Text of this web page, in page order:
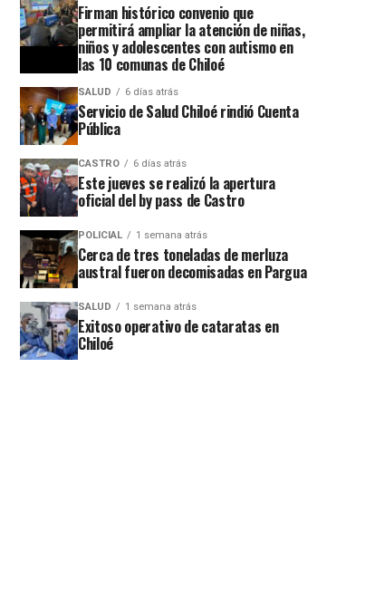
Firman histórico convenio que
permitirá ampliar la atención de niñas,
niños y adolescentes con autismo en
las 10 comunas de Chiloé
SALUD 6 días atrás
Servicio de Salud Chiloé rindió Cuenta
Pública
CASTRO 6 días atrás
Este jueves se realizó la apertura
oficial del by pass de Castro
POLICIAL 1 semana atrás
Cerca de tres toneladas de merluza
austral fueron decomisadas en Pargua
SALUD 1 semana atrás
Exitoso operativo de cataratas en
Chiloé